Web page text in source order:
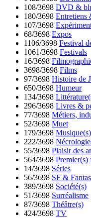
108/3698 DVD &
180/3698 Entretiens
107/3698
68/3698 Expos
1106/3698 Festival
1061/3698 Festivals
16/3698
3698/3698 Films
97/3698 Histoire de
650/3698 Humeur
134/3698
296/3698 Livres &
77/3698 Métiers,
52/3698 Muet
179/3698
222/3698
55/3698 Plaisir des
564/3698 Premier(s)
14/3698 Séries
56/3698 SF &
389/3698 Société(s)
51/3698 Surréalisme
87/3698 Théâtre(s)
424/3698 TV